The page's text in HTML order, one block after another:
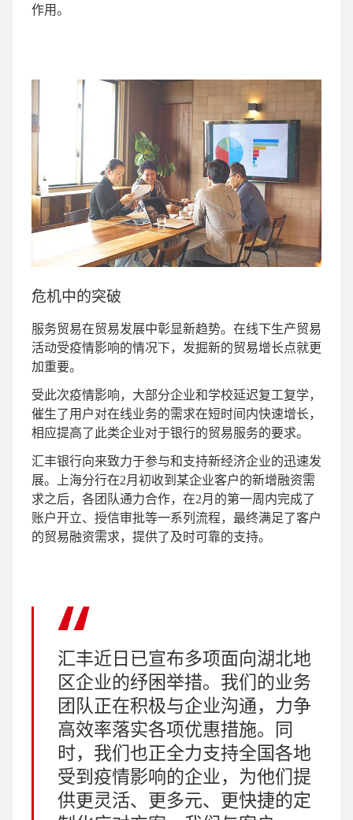
作用。
危机中的突破
服务贸易在贸易发展中彰显新趋势。在线下生产贸易
活动受疫情影响的情况下，发掘新的贸易增长点就更
加重要。
受此次疫情影响，大部分企业和学校延迟复工复学，
催生了用户对在线业务的需求在短时间内快速增长，
相应提高了此类企业对于银行的贸易服务的要求。
汇丰银行向来致力于参与和支持新经济企业的迅速发
展。上海分行在2月初收到某企业客户的新增融资需
求之后，各团队通力合作，在2月的第一周内完成了
账户开立、授信审批等一系列流程，最终满足了客户
的贸易融资需求，提供了及时可靠的支持。
汇丰近日已宣布多项面向湖北地
区企业的纾困举措。我们的业务
团队正在积极与企业沟通，力争
高效率落实各项优惠措施。同
时，我们也正全力支持全国各地
受到疫情影响的企业，为他们提
供更灵活、更多元、更快捷的定